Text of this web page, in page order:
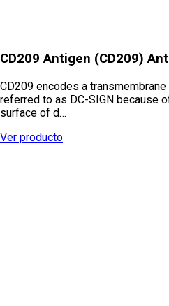
CD209 Antigen (CD209)
CD209 encodes a
referred to as DC-SIGN because
surface of d…
Ver producto